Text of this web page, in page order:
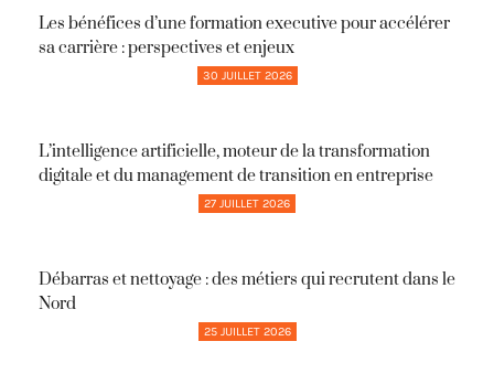
Les bénéfices d’une formation executive pour accélérer
sa carrière : perspectives et enjeux
30 JUILLET 2026
L’intelligence artificielle, moteur de la transformation
digitale et du management de transition en entreprise
27 JUILLET 2026
Débarras et nettoyage : des métiers qui recrutent dans le
Nord
25 JUILLET 2026